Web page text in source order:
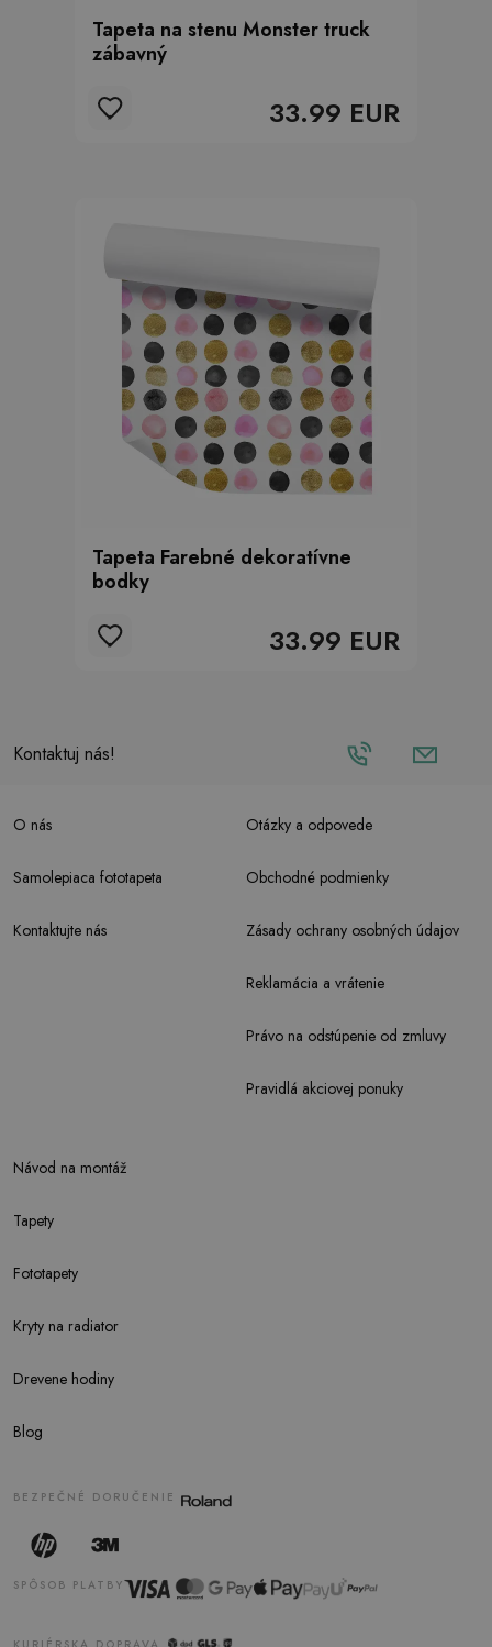
Tapeta na stenu Monster truck
zábavný
33.99 EUR
Tapeta Farebné dekoratívne
bodky
33.99 EUR
Kontaktuj nás!
O nás
Samolepiaca fototapeta
Kontaktujte nás
Návod na montáž
Tapety
Fototapety
Kryty na radiator
Drevene hodiny
Blog
Otázky a odpovede
Obchodné podmienky
Zásady ochrany osobných údajov
Reklamácia a vrátenie
Právo na odstúpenie od zmluvy
Pravidlá akciovej ponuky
BEZPEČNÉ DORUČENIE
SPÔSOB PLATBY